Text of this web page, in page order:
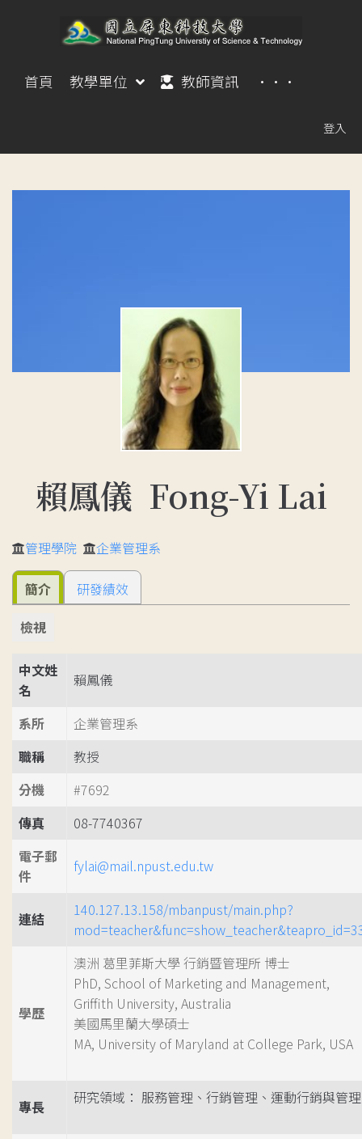
首頁 教學單位 教師資訊 ···
登入
賴鳳儀 Fong-Yi Lai
管理學院 企業管理系
簡介
研發績效
檢視
中文姓
名
賴鳳儀
系所
企業管理系
職稱
教授
分機
#7692
傳真
08-7740367
電子郵
件
fylai@mail.npust.edu.tw
連結
140.127.13.158/mbanpust/main.php?
學歷
澳洲 葛里菲斯大學 行銷暨管理所 博士
PhD, School of Marketing and Management,
Griffith University, Australia
美國馬里蘭大學碩士
MA, University of Maryland at College Park, USA
專長 研究領域： 服務管理、行銷管理、運動行銷與管理